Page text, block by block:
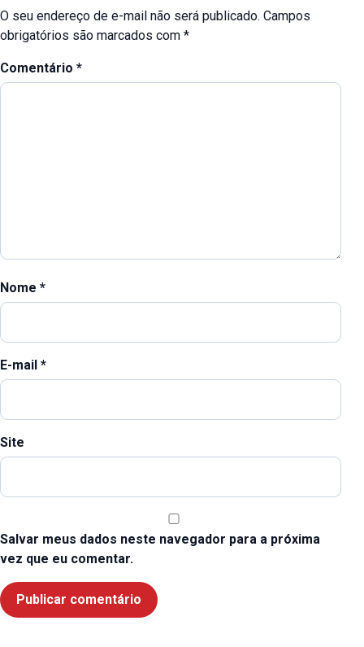
O seu endereço de e-mail não será publicado. Campos
obrigatórios são marcados com *
Comentário *
Nome *
E-mail *
Site
Salvar meus dados neste navegador para a próxima
vez que eu comentar.